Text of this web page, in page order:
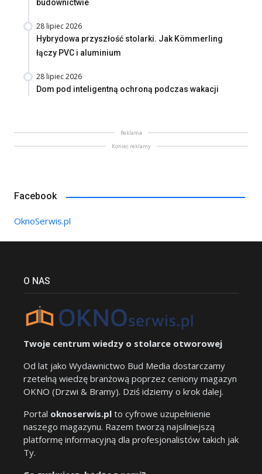
budownictwie
28 lipiec 2026
Hybrydowa przyszłość stolarki. Jak Kömmerling
łączy PVC i aluminium
28 lipiec 2026
Dom pod inteligentną ochroną podczas wakacji
Reklama
Koniec reklamy
Facebook
OknoSerwis.pl
O NAS
Twoje centrum wiedzy o stolarce otworowej
Od lat jako Wydawnictwo Bud Media dostarczamy
rzetelną wiedzę branżową poprzez ceniony magazyn
OKNO (Drzwi & Bramy). Dziś idziemy o krok dalej.
Portal oknoserwis.pl to cyfrowe uzupełnienie
naszego magazynu. Razem tworzą najsilniejszą
platformę informacyjną dla profesjonalistów takich jak
Ty.